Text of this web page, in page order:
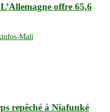
offre 65,6
Mali
repêché à Niafunké